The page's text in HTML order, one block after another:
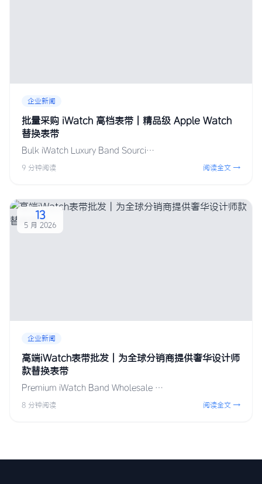
企业新闻
批量采购 iWatch 高档表带 | 精品级 Apple Watch
替换表带
Bulk iWatch Luxury Band Sourci…
9 分钟阅读 阅读全文 →
13
5 月 2026
企业新闻
高端iWatch表带批发 | 为全球分销商提供奢华设计师
款替换表带
Premium iWatch Band Wholesale …
8 分钟阅读 阅读全文 →